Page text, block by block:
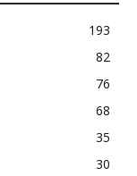
193
82
76
68
35
30